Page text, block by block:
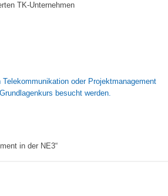
TK-Unternehmen
oder Projektmanagement
besucht werden.
in der NE3“